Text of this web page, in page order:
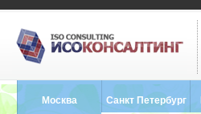
Москва Санкт Петербург